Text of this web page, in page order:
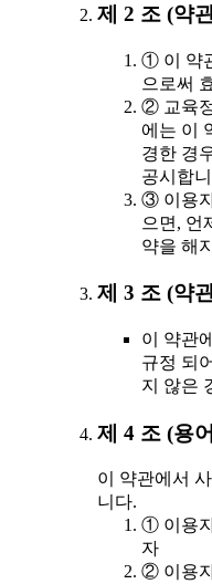
제 2 조 (약
① 이 약
으로써
② 교육
에는 이
경한 경
공시합
③ 이용
으면, 언
약을 해
제 3 조 (약
이 약관
규정 되
지 않은
제 4 조 (용
이 약관에서
니다.
① 이용
자
② 이용